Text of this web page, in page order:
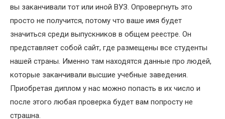
вы заканчивали тот или иной ВУЗ. Опровергнуть это
просто не получится, потому что ваше имя будет
значиться среди выпускников в общем реестре. Он
представляет собой сайт, где размещены все студенты
нашей страны. Именно там находятся данные про людей,
которые заканчивали высшие учебные заведения.
Приобретая диплом у нас можно попасть в их число и
после этого любая проверка будет вам попросту не
страшна.